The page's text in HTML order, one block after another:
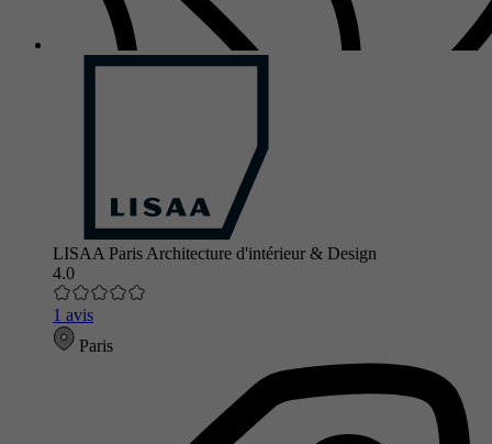
LISAA Paris Architecture d'intérieur & Design
4.0
1 avis
Paris